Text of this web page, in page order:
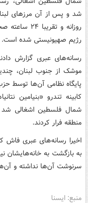
شد و پس از آن مرزهای
روزانه و
رژیم صهیونیستی شده‌ است.
رسانه‌های عبری گزارش
موشک از جنوب لبنان،
پایگاه نظامی آن‌ها توسط
کابینه تندرو «بنیامین
شمال فلسطین اشغالی شد
منطقه فرار کردند.
اخیرا رسانه‌های عبری
به بازگشت به خانه‌هایشان
سرنوشت آن‌ها نداشته و
منبع: ایسنا